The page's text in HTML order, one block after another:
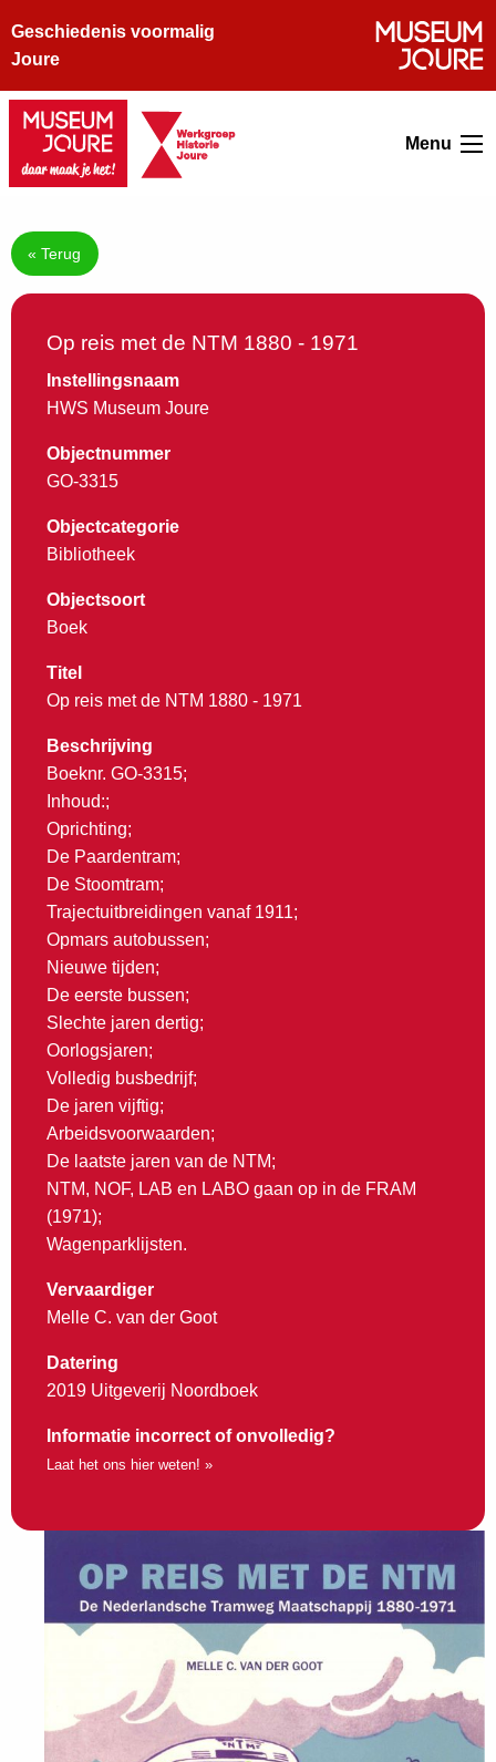
Geschiedenis voormalig
Joure
Menu
« Terug
Op reis met de NTM 1880 - 1971
Instellingsnaam
HWS Museum Joure
Objectnummer
GO-3315
Objectcategorie
Bibliotheek
Objectsoort
Boek
Titel
Op reis met de NTM 1880 - 1971
Beschrijving
Boeknr. GO-3315;
Inhoud:;
Oprichting;
De Paardentram;
De Stoomtram;
Trajectuitbreidingen vanaf 1911;
Opmars autobussen;
Nieuwe tijden;
De eerste bussen;
Slechte jaren dertig;
Oorlogsjaren;
Volledig busbedrijf;
De jaren vijftig;
Arbeidsvoorwaarden;
De laatste jaren van de NTM;
NTM, NOF, LAB en LABO gaan op in de FRAM
(1971);
Wagenparklijsten.
Vervaardiger
Melle C. van der Goot
Datering
2019 Uitgeverij Noordboek
Informatie incorrect of onvolledig?
Laat het ons hier weten! »